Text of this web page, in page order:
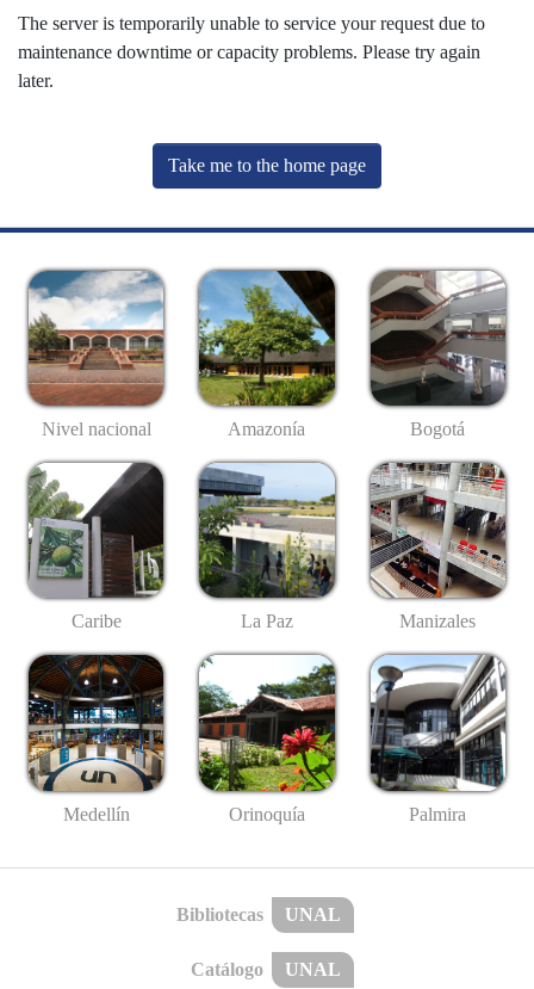
The server is temporarily unable to service your request due to
maintenance downtime or capacity problems. Please try again
later.
Take me to the home page
Nivel nacional Amazonía Bogotá
Caribe La Paz Manizales
Medellín Orinoquía Palmira
Bibliotecas UNAL
Catálogo UNAL